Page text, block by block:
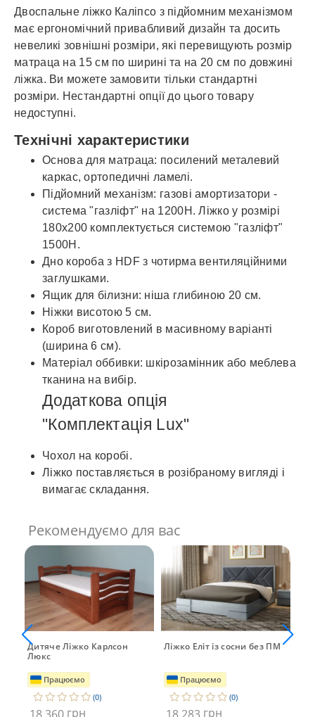
Двоспальне ліжко Каліпсо з підйомним механізмом
має ергономічний привабливий дизайн та досить
невеликі зовнішні розміри, які перевищують розмір
матраца на 15 см по ширині та на 20 см по довжині
ліжка. Ви можете замовити тільки стандартні
розміри. Нестандартні опції до цього товару
недоступні.
Технічні характеристики
Основа для матраца: посилений металевий
каркас, ортопедичні ламелі.
Підйомний механізм: газові амортизатори -
система "газліфт" на 1200Н. Ліжко у розмірі
180x200 комплектується системою "газліфт"
1500Н.
Дно короба з HDF з чотирма вентиляційними
заглушками.
Ящик для білизни: ніша глибиною 20 см.
Ніжки висотою 5 см.
Короб виготовлений в масивному варіанті
(ширина 6 см).
Матеріал оббивки: шкірозамінник або меблева
тканина на вибір.
Додаткова опція
"Комплектація Lux"
Чохол на коробі.
Ліжко поставляється в розібраному вигляді і
вимагає складання.
Рекомендуємо для вас
Дитяче Ліжко Карлсон
Люкс
Працюємо
(0)
18 360 грн
Ліжко Еліт із сосни без ПМ
Працюємо
(0)
18 283 грн